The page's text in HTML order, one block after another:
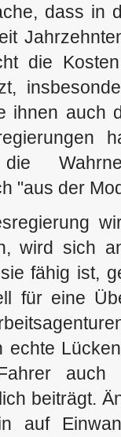
dass in
die
ihnen auch
"aus der
wird sich
fähig ist,
für eine
echte
auch
beiträgt.
auf